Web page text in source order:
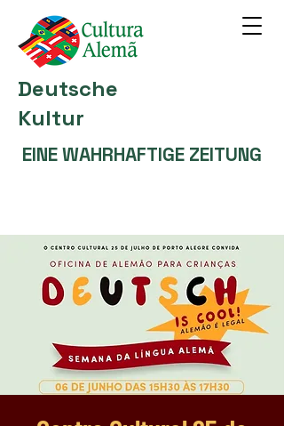
Deutsche
Kultur
EINE WAHRHAFTIGE ZEITUNG